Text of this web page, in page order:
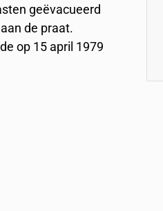
geëvacueerd
de praat.
op 15 april 1979